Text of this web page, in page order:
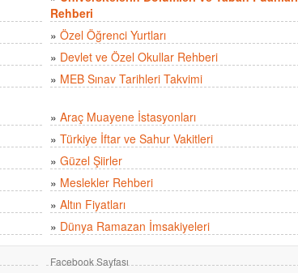
Rehberi
» Özel Öğrenci Yurtları
» Devlet ve Özel Okullar Rehberi
» MEB Sınav Tarihleri Takvimi
» Araç Muayene İstasyonları
» Türkiye İftar ve Sahur Vakitleri
» Güzel Şiirler
» Meslekler Rehberi
» Altın Fiyatları
» Dünya Ramazan İmsakiyeleri
Facebook Sayfası